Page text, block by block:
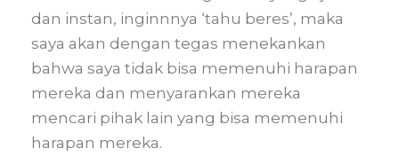
dan instan, inginnnya ‘tahu beres’, maka
saya akan dengan tegas menekankan
bahwa saya tidak bisa memenuhi harapan
mereka dan menyarankan mereka
mencari pihak lain yang bisa memenuhi
harapan mereka.